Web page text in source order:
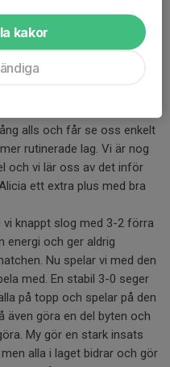
alls och får se oss enkelt
rutinerade lag. Vi är nog
och vi lär oss av det inför
ett extra plus med bra
knappt slog med 3-2 förra
energi och ger aldrig
Nu spelar vi med den
med. En stabil 3-0 seger
på topp och spelar på den
även göra en del byten och
My gör en stark insats
alla i laget bidrar och gör
kakor